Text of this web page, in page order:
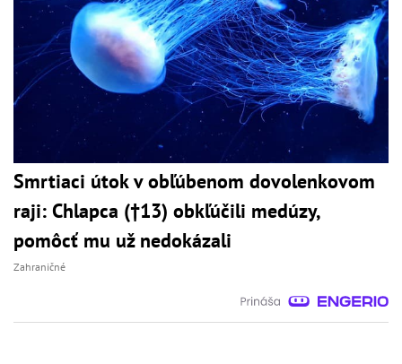
Smrtiaci útok v obľúbenom dovolenkovom
raji: Chlapca (†13) obkľúčili medúzy,
pomôcť mu už nedokázali
Zahraničné